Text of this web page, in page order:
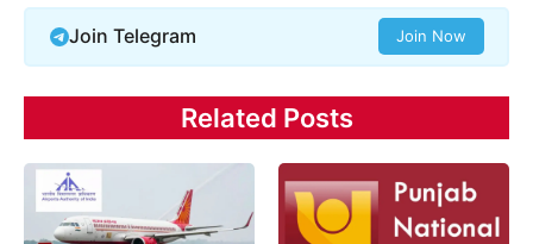
Join Telegram Join Now
Related Posts